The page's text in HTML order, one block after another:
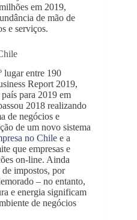
em 2019,
de mão de
e serviços.
lugar entre 190
Report 2019,
para 2019 em
2018 realizando
de negócios e
de um novo sistema
no Chile e a
que empresas e
on-line. Ainda
impostos, por
– no entanto,
e energia significam
de negócios